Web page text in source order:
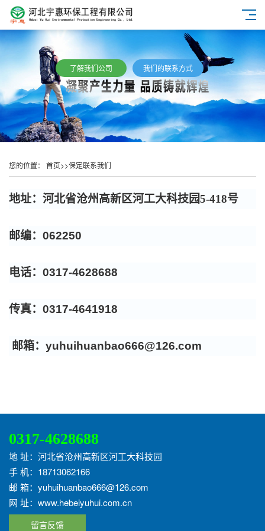
了解我们公司 我们的联系方式
您的位置： 首页>>保定联系我们
地址：河北省沧州高新区河工大科技园5-418号
邮编：062250
电话：0317-4628688
传真：0317-4641918
邮箱：yuhuihuanbao666@126.com
0317-4628688
地 址：河北省沧州高新区河工大科技园
手 机：18713062166
邮 箱：yuhuihuanbao666@126.com
网 址：www.hebeiyuhui.com.cn
留言反馈